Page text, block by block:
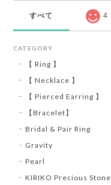
すべて 4
CATEGORY
【 Ring 】
【 Necklace 】
【 Pierced Earring 】
【Bracelet】
Bridal & Pair Ring
Gravity
Pearl
KIRIKO Precious Stone